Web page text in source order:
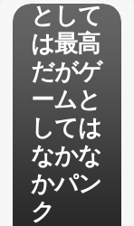
として
は最高
だがゲ
ームと
しては
なかな
かパン
ク